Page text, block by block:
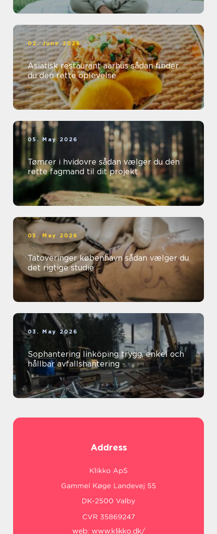
02. June 2026
Asiatisk restaurant aarhus sådan finder
du den rette oplevelse
05. May 2026
Tømrer i hvidovre sådan vælger du den
rette fagmand til dit projekt
05. May 2026
Tatoveringer københavn sådan vælger du
det rigtige studie
03. May 2026
Sophantering linköping trygg, enkel och
hållbar avfallshantering
Address
web: www.klikko.dk/